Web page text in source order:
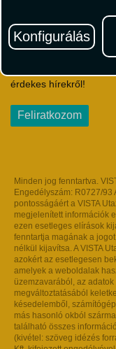
Konfigurálás
Hírlevél
Iratkozzon fel
érdekes hírekről!
Feliratkozom
Minden jog fenntartva.
Engedélyszám: R0727/
pontosságáért a VISTA
megjelenített információk
ezen esetleges elírások
fenntartja magának a
nélkül kijavítsa. A VISTA
azokért az esetlegesen
amelyek a weboldalak
üzemzavarából, az
megváltoztatásából
késedelemből,
más hasonló okból
található összes
(kivétel: szöveg idézés